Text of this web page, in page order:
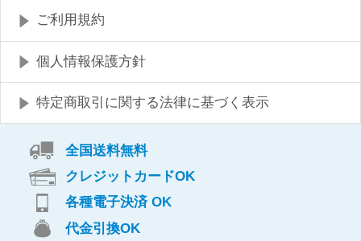
ご利用規約
個人情報保護方針
特定商取引に関する法律に基づく表示
全国送料無料
クレジットカードOK
各種電子決済 OK
代金引換OK